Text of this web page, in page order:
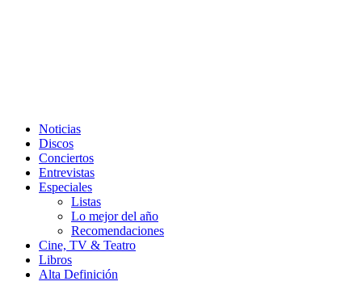
Noticias
Discos
Conciertos
Entrevistas
Especiales
Listas
Lo mejor del año
Recomendaciones
Cine, TV & Teatro
Libros
Alta Definición